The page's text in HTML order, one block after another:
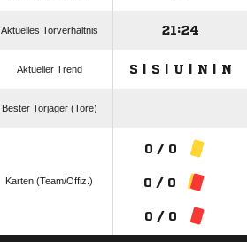
Aktuelles Torverhältnis 21:24
Aktueller Trend S | S | U | N | N
Bester Torjäger (Tore)
Karten (Team/Offiz.)
0 / 0
0 / 0
0 / 0